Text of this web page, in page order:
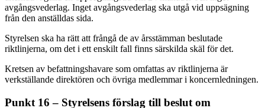
avgångsvederlag. Inget avgångsvederlag ska utgå vid uppsägning
från den anställdas sida.
Styrelsen ska ha rätt att frångå de av årsstämman beslutade
riktlinjerna, om det i ett enskilt fall finns särskilda skäl för det.
Kretsen av befattningshavare som omfattas av riktlinjerna är
verkställande direktören och övriga medlemmar i koncernledningen.
Punkt 16 – Styrelsens förslag till beslut om